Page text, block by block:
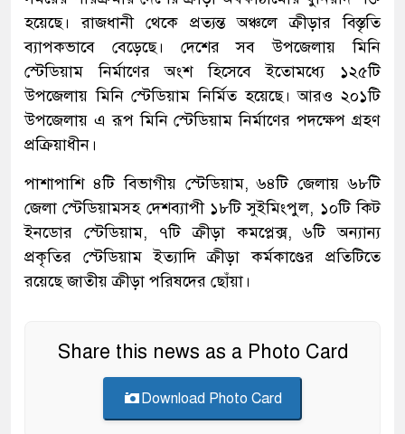
হয়েছে। রাজধানী থেকে প্রত্যন্ত অঞ্চলে ক্রীড়ার বিস্তৃতি
ব্যাপকভাবে বেড়েছে। দেশের সব উপজেলায় মিনি
স্টেডিয়াম নির্মাণের অংশ হিসেবে ইতোমধ্যে ১২৫টি
উপজেলায় মিনি স্টেডিয়াম নির্মিত হয়েছে। আরও ২০১টি
উপজেলায় এ রূপ মিনি স্টেডিয়াম নির্মাণের পদক্ষেপ গ্রহণ
প্রক্রিয়াধীন।
পাশাপাশি ৪টি বিভাগীয় স্টেডিয়াম, ৬৪টি জেলায় ৬৮টি
জেলা স্টেডিয়ামসহ দেশব্যাপী ১৮টি সুইমিংপুল, ১০টি কিট
ইনডোর স্টেডিয়াম, ৭টি ক্রীড়া কমপ্লেক্স, ৬টি অন্যান্য
প্রকৃতির স্টেডিয়াম ইত্যাদি ক্রীড়া কর্মকাণ্ডের প্রতিটিতে
রয়েছে জাতীয় ক্রীড়া পরিষদের ছোঁয়া।
Share this news as a Photo Card
Download Photo Card